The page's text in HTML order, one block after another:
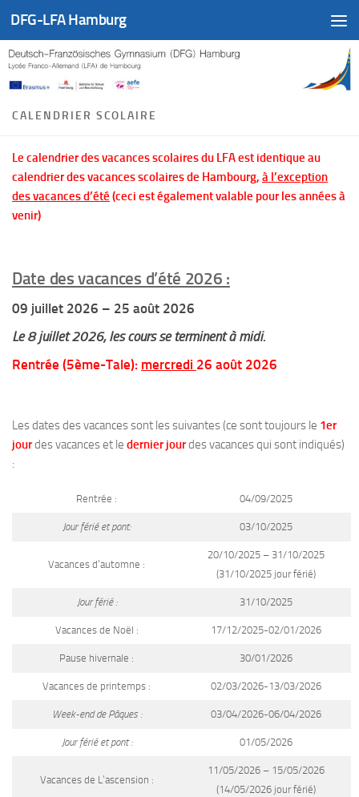
Skip to content
DFG-LFA Hamburg
CALENDRIER SCOLAIRE
Le calendrier des vacances scolaires du LFA est identique au
calendrier des vacances scolaires de Hambourg, à l’exception
des vacances d’été (ceci est également valable pour les années à
venir)
Date des vacances d’été 2026 :
09 juillet 2026 – 25 août 2026
Le 8 juillet 2026, les cours se terminent à midi.
Rentrée (5ème-Tale): mercredi 26 août 2026
Les dates des vacances sont les suivantes (ce sont toujours le 1er
jourdes vacances et le dernier jourdes vacances qui sont indiqués)
:
Rentrée : 04/09/2025
Jour férié et pont: 03/10/2025
Vacances d’automne :
20/10/2025 – 31/10/2025
(31/10/2025 jour férié)
Jour férié : 31/10/2025
Vacances de Noël : 17/12/2025-02/01/2026
Pause hivernale : 30/01/2026
Vacances de printemps : 02/03/2026-13/03/2026
Week-end de Pâques : 03/04/2026-06/04/2026
Jour férié et pont : 01/05/2026
Vacances de L’ascension :
11/05/2026 – 15/05/2026
(14/05/2026 jour férié)